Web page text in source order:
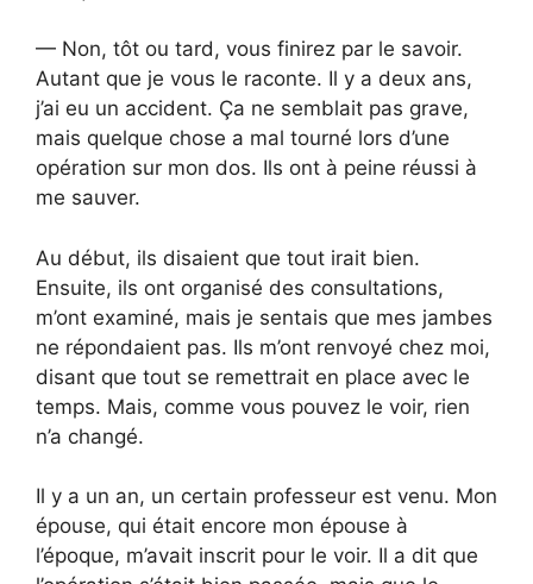
— Non, tôt ou tard, vous finirez par le savoir.
Autant que je vous le raconte. Il y a deux ans,
j’ai eu un accident. Ça ne semblait pas grave,
mais quelque chose a mal tourné lors d’une
opération sur mon dos. Ils ont à peine réussi à
me sauver.
Au début, ils disaient que tout irait bien.
Ensuite, ils ont organisé des consultations,
m’ont examiné, mais je sentais que mes jambes
ne répondaient pas. Ils m’ont renvoyé chez moi,
disant que tout se remettrait en place avec le
temps. Mais, comme vous pouvez le voir, rien
n’a changé.
Il y a un an, un certain professeur est venu. Mon
épouse, qui était encore mon épouse à
l’époque, m’avait inscrit pour le voir. Il a dit que